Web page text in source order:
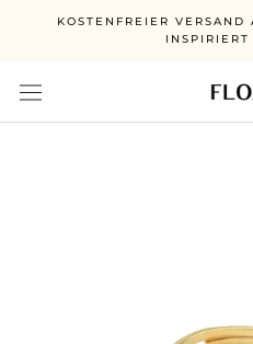
KOSTENFREIER